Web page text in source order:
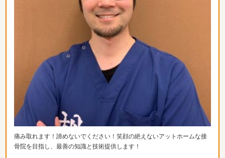
痛み取れます！諦めないでください！ 笑顔の絶えないアットホームな接
骨院を目指し、 最善の知識と技術提供します！